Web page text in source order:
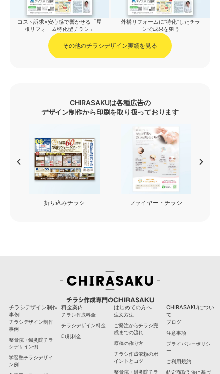
コスト訴求×安心感で響かせる「屋
根リフォーム特化型チラシ」
外構リフォームに“特化”したチラ
シで成果を狙う
その他のチラシデザイン実績を見る
CHIRASAKUは各種広告の
デザイン制作から印刷を取り扱っております
フライヤー・チラシ 看板・カッティングシート
チラシ作成専門のCHIRASAKU
チラシデザイン制作
事例
チラシデザイン制作
事例
整骨院・鍼灸院チラ
シデザイン例
学習塾チラシデザイ
ン例
料金案内
チラシ作成料金
チラシデザイン料金
印刷料金
はじめての方へ
注文方法
ご発注からチラシ完
成までの流れ
原稿の作り方
チラシ作成依頼のポ
イントとコツ
整骨院・鍼灸院チラ
CHIRASAKUについ
て
ブログ
注意事項
プライバシーポリシ
ー
ご利用規約
特定商取引法に基づ